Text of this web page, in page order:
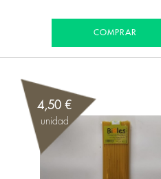
COMPRAR
4,50 €
unidad